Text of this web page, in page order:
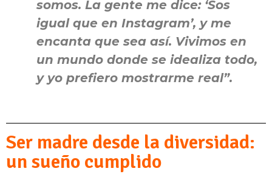
somos. La gente me dice: ‘Sos
igual que en Instagram’, y me
encanta que sea así. Vivimos en
un mundo donde se idealiza todo,
y yo prefiero mostrarme real”.
Ser madre desde la diversidad:
un sueño cumplido